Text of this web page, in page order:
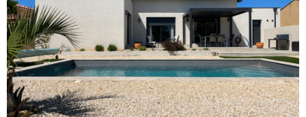
voir le
bien